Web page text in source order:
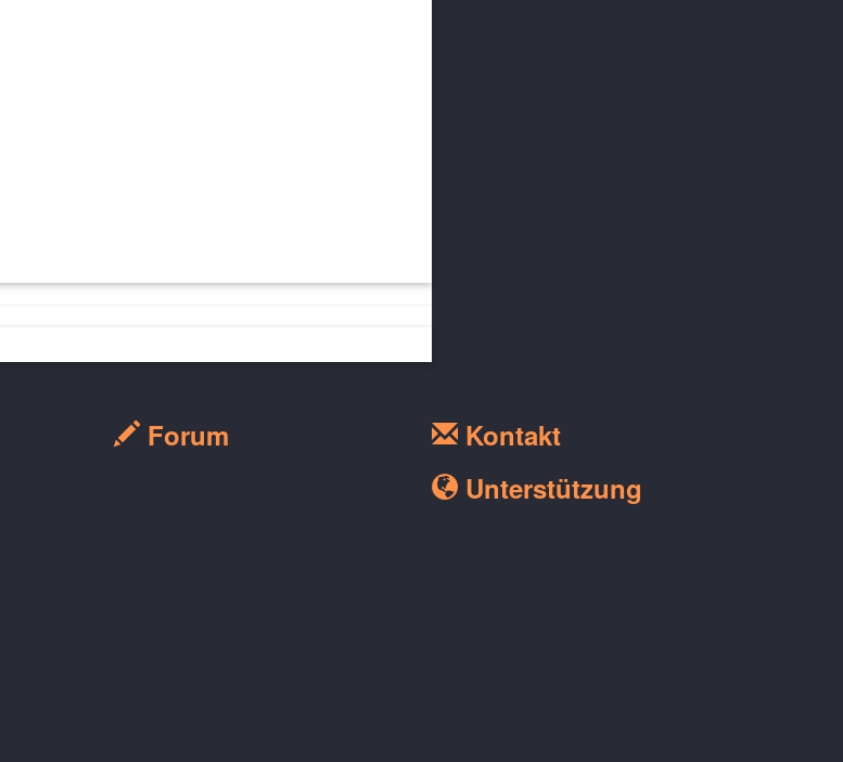
Forum
Kontakt
Unterstützung